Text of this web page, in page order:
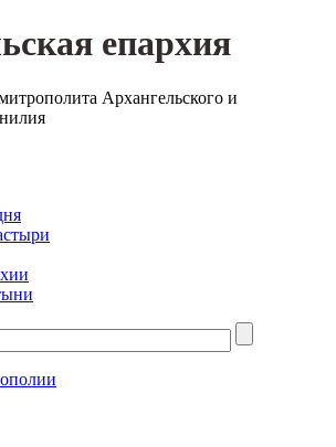
епархия
Архангельского и